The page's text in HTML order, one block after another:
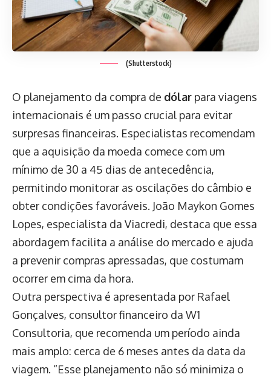
(Shutterstock)
O planejamento da compra de dólar para viagens
internacionais é um passo crucial para evitar
surpresas financeiras. Especialistas recomendam
que a aquisição da moeda comece com um
mínimo de 30 a 45 dias de antecedência,
permitindo monitorar as oscilações do câmbio e
obter condições favoráveis. João Maykon Gomes
Lopes, especialista da Viacredi, destaca que essa
abordagem facilita a análise do mercado e ajuda
a prevenir compras apressadas, que costumam
ocorrer em cima da hora.
Outra perspectiva é apresentada por Rafael
Gonçalves, consultor financeiro da W1
Consultoria, que recomenda um período ainda
mais amplo: cerca de 6 meses antes da data da
viagem. “Esse planejamento não só minimiza o